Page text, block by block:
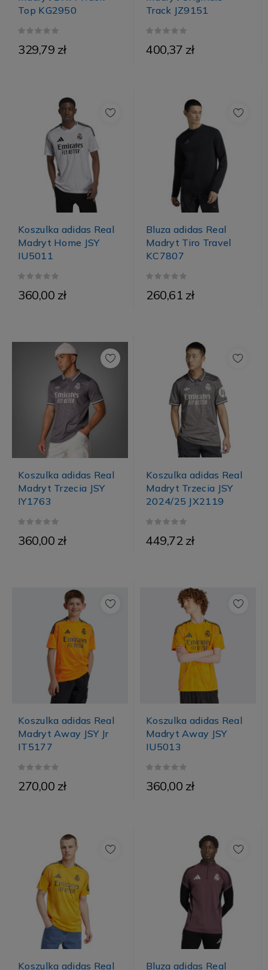
Top KG2950
329,79 zł
Track JZ9151
400,37 zł
Koszulka adidas Real
Madryt Home JSY
IU5011
360,00 zł
Bluza adidas Real
Madryt Tiro Travel
KC7807
260,61 zł
Koszulka adidas Real
Madryt Trzecia JSY
IY1763
360,00 zł
Koszulka adidas Real
Madryt Trzecia JSY
2024/25 JX2119
449,72 zł
Koszulka adidas Real
Madryt Away JSY Jr
IT5177
270,00 zł
Koszulka adidas Real
Madryt Away JSY
IU5013
360,00 zł
Koszulka adidas Real
Bluza adidas Real